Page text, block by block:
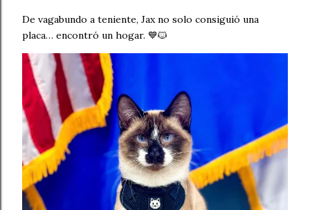
De vagabundo a teniente, Jax no solo consiguió una
placa… encontró un hogar. 💙🐱